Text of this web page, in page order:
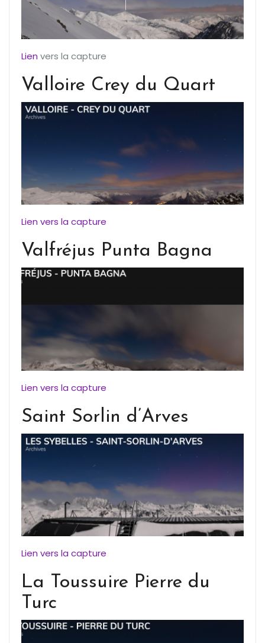
Lien vers la capture
Valloire Crey du Quart
Lien vers la capture
Valfréjus Punta Bagna
Lien vers la capture
Saint Sorlin d’Arves
Lien vers la capture
La Toussuire Pierre du
Turc